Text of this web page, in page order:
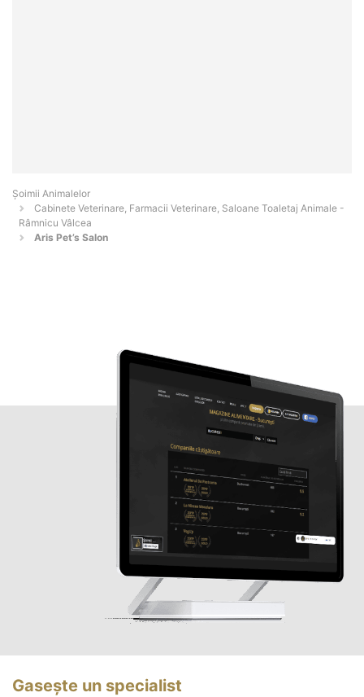
Şoimii Animalelor
Cabinete Veterinare, Farmacii Veterinare, Saloane Toaletaj Animale -
Râmnicu Vâlcea
Aris Pet’s Salon
Gasește un specialist